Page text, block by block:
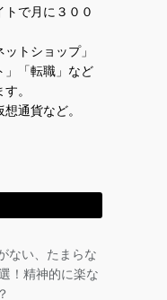
で月に３００
トショップ」
」「転職」など
。
通貨など。
ない、たまらな
！精神的に楽な